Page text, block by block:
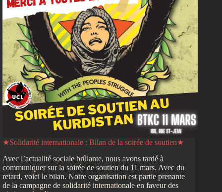
★Solidarité internationale : Bilan de la soirée de soutien★
Avec l’actualité sociale brûlante, nous avons tardé à
communiquer sur la soirée de soutien du 11 mars. Avec du
retard, voici le bilan. Notre organisation est partie prenante
de la campagne de solidarité internationale en faveur des